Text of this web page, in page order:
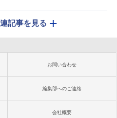
記事を見る
お問い合わせ
編集部へのご連絡
会社概要